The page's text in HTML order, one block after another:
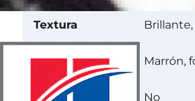
Textura Brillante,
Color Marrón,
Less Allergenic No